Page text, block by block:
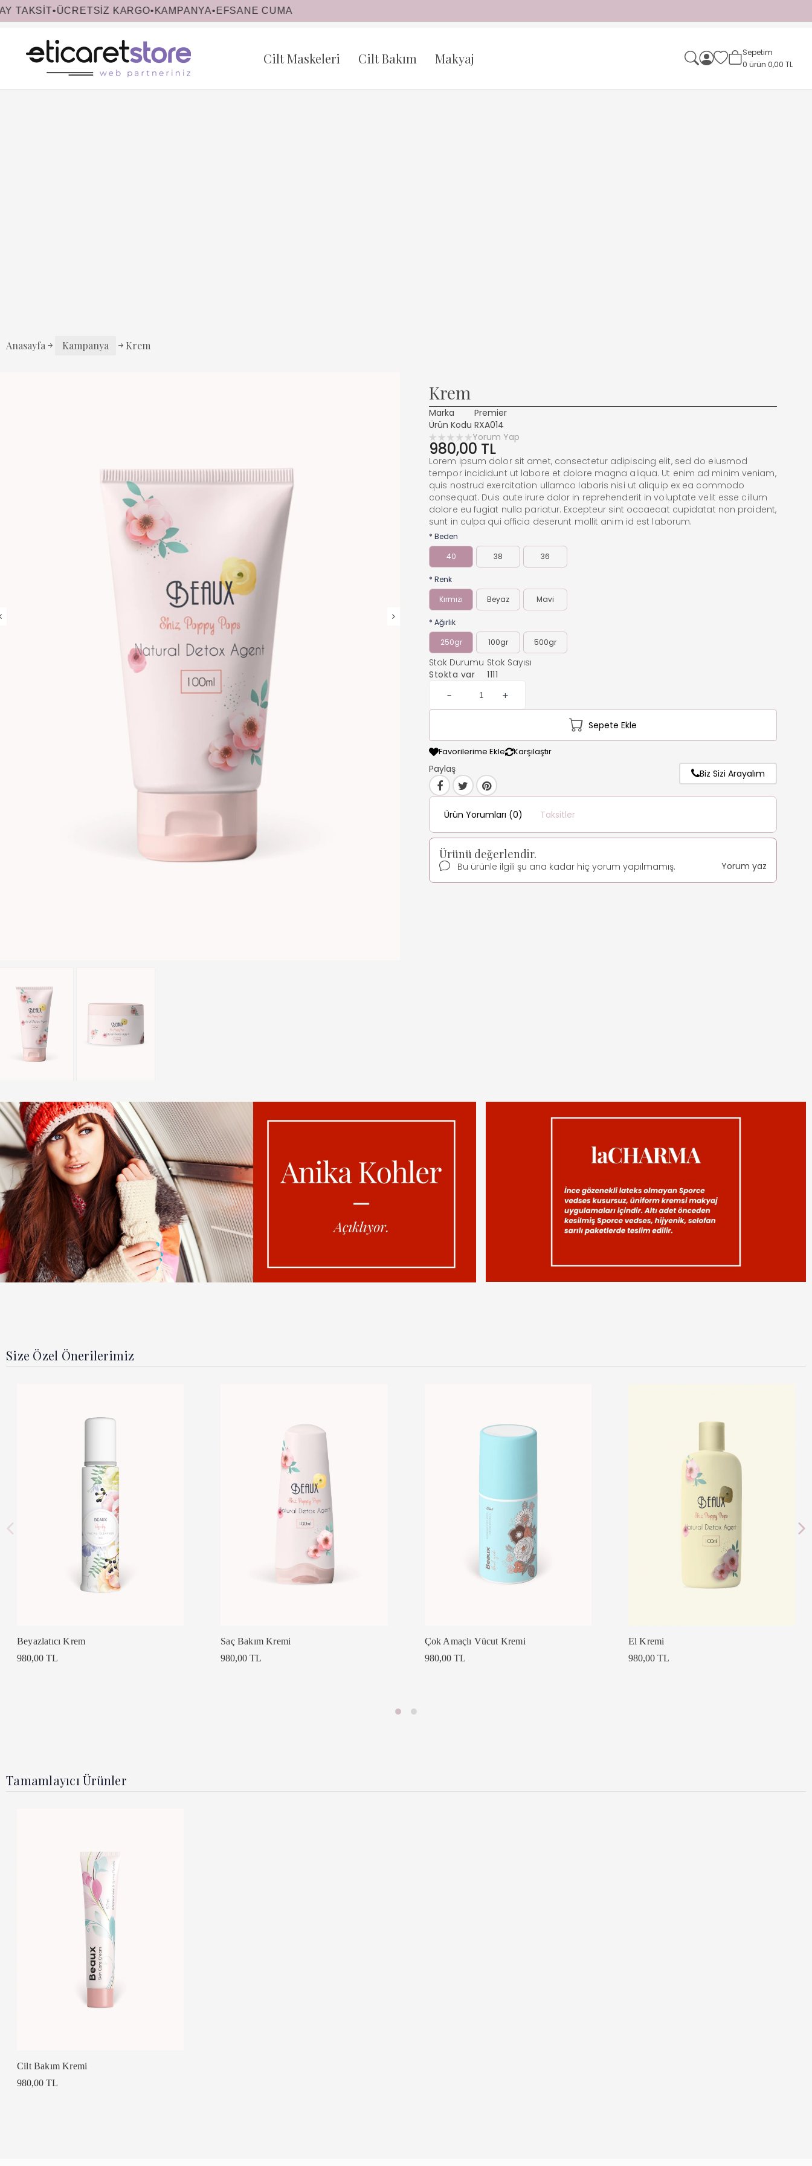
KARGO•KAMPANYA•EFSANE CUMA
Cilt Maskeleri Cilt Bakım Makyaj
Sepetim
0 ürün 0,00 TL
Anasayfa Kampanya Krem
Krem
Marka
Premier
Ürün Kodu RXA014
Yorum Yap
980,00 TL
Lorem ipsum dolor sit amet, consectetur adipiscing elit, sed do eiusmod
tempor incididunt ut labore et dolore magna aliqua. Ut enim ad minim veniam,
quis nostrud exercitation ullamco laboris nisi ut aliquip ex ea commodo
consequat. Duis aute irure dolor in reprehenderit in voluptate velit esse cillum
dolore eu fugiat nulla pariatur. Excepteur sint occaecat cupidatat non proident,
sunt in culpa qui officia deserunt mollit anim id est laborum.
* Beden
40
38 36
* Renk
Kırmızı
Beyaz Mavi
* Ağırlık
250gr
100gr 500gr
Stok Durumu
Stokta var
Stok Sayısı
1111
- +
Sepete Ekle
Favorilerime Ekle Karşılaştır
Paylaş Biz Sizi Arayalım
Ürün Yorumları (0) Taksitler
Ürünü değerlendir.
Bu ürünle ilgili şu ana kadar hiç yorum yapılmamış. Yorum yaz
Size Özel Önerilerimiz
Beyazlatıcı Krem
980,00 TL
Saç Bakım Kremi
980,00 TL
Çok Amaçlı Vücut Kremi
980,00 TL
El Kremi
980,00 TL
Tamamlayıcı Ürünler
Cilt Bakım Kremi
980,00 TL